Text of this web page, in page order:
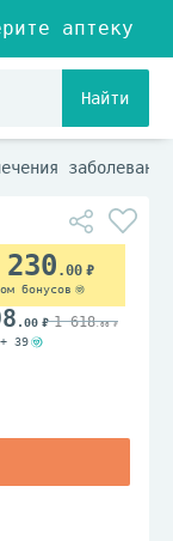
Найти
.00
бонусов
.00 1 618.00
+ 39